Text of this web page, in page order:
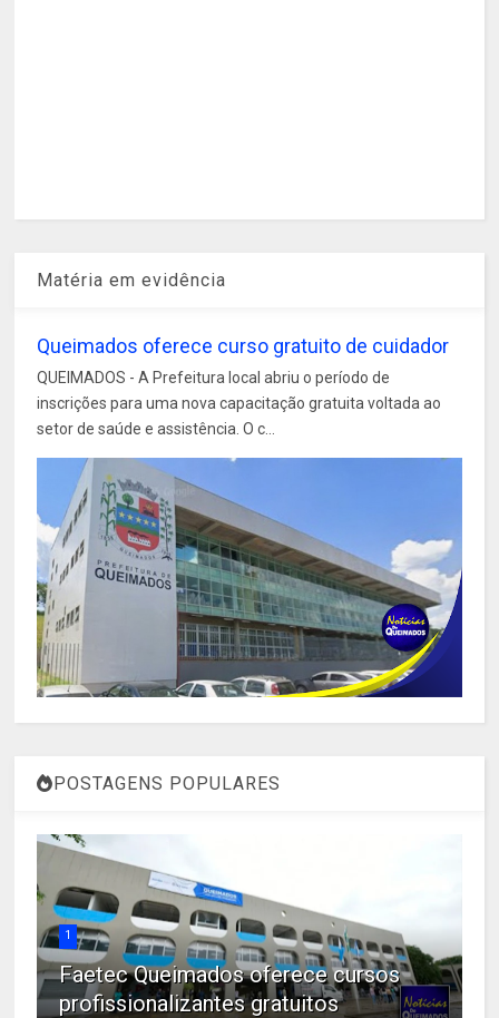
Matéria em evidência
Queimados oferece curso gratuito de cuidador
QUEIMADOS - A Prefeitura local abriu o período de
inscrições para uma nova capacitação gratuita voltada ao
setor de saúde e assistência. O c...
POSTAGENS POPULARES
1
Faetec Queimados oferece cursos
profissionalizantes gratuitos